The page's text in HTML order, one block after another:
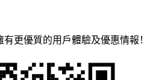
有更優質的用戶體驗及優惠情報！